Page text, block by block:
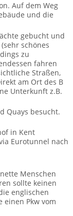
Auf dem Weg
und die
gebucht und
schönes
zu
fahren
Straßen,
am Ort des B
Unterkunft z.B.
Quays besucht.
in Kent
Eurotunnel nach
Menschen
sollte keinen
englischen
einen Pkw vom